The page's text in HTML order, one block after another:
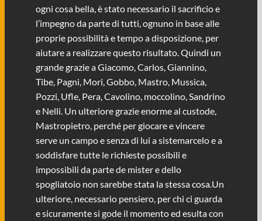
ogni cosa bella, è stato necessario il sacrificio e
l’impegno da parte di tutti, ognuno in base alle
proprie possibilità e tempo a disposizione, per
aiutare a realizzare questo risultato. Quindi un
grande grazie a Giacomo, Carlos, Giannino,
Tibe, Pagni, Mori, Gobbo, Mastro, Mussica,
Pozzi, Ufle, Pera, Cavolino, moccolino, Sandrino
e Nelli. Un ulteriore grazie enorme al custode,
Mastropietro, perché per giocare e vincere
serve un campo e senza di lui a sistemarcelo e a
soddisfare tutte le richieste possibili e
impossibili da parte de mister e dello
spogliatoio non sarebbe stata la stessa cosa.Un
ulteriore, necessario pensiero, per chi ci guarda
e sicuramente si gode il momento ed esulta con